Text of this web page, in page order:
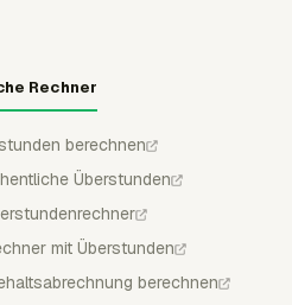
Rechner
berechnen
Überstunden
mit Überstunden
berechnen